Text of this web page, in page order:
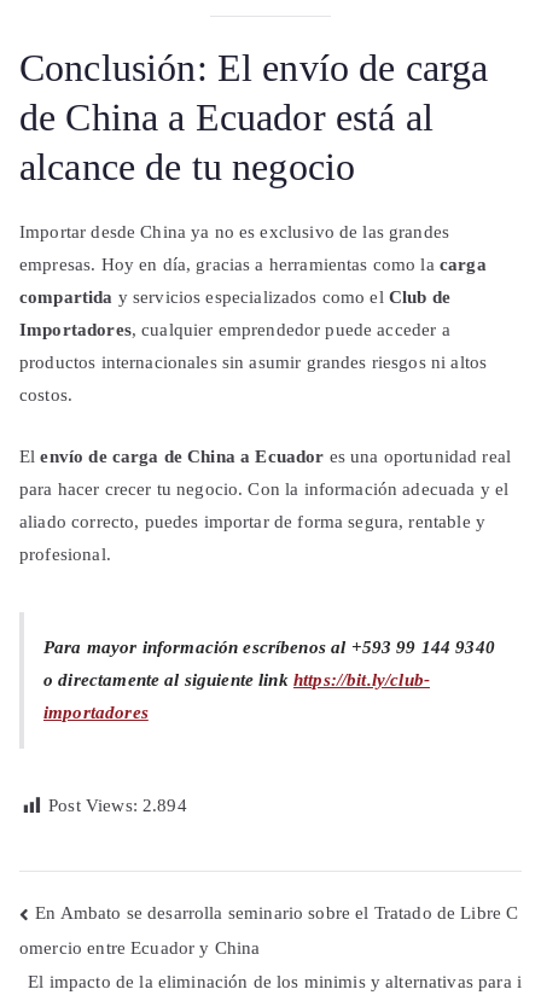
Conclusión: El envío de carga
de China a Ecuador está al
alcance de tu negocio
Importar desde China ya no es exclusivo de las grandes
empresas. Hoy en día, gracias a herramientas como la carga
compartida y servicios especializados como el Club de
Importadores, cualquier emprendedor puede acceder a
productos internacionales sin asumir grandes riesgos ni altos
costos.
Elenvío de carga de China a Ecuador es una oportunidad real
para hacer crecer tu negocio. Con la información adecuada y el
aliado correcto, puedes importar de forma segura, rentable y
profesional.
Para mayor información escríbenos al +593 99 144 9340
o directamente al siguiente link https://bit.ly/club-
importadores
Post Views: 2.894
Navegación
de
En Ambato se desarrolla seminario sobre el Tratado de Libre C
omercio entre Ecuador y China
El impacto de la eliminación de los minimis y alternativas para i